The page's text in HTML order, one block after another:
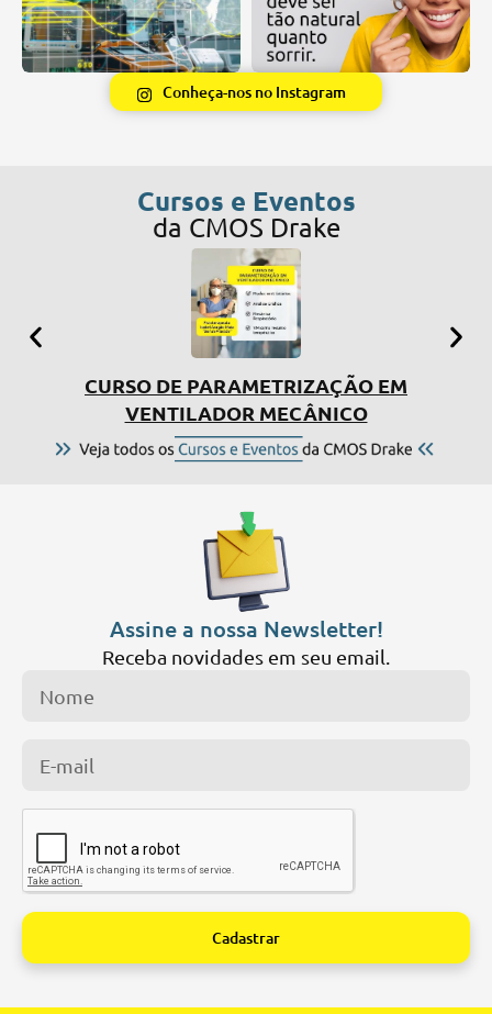
Conheça-nos no Instagram
Cursos e Eventos
da CMOS Drake
CURSO DE PARAMETRIZAÇÃO EM
VENTILADOR MECÂNICO
Assine a nossa Newsletter!
Receba novidades em seu email.
Cadastrar